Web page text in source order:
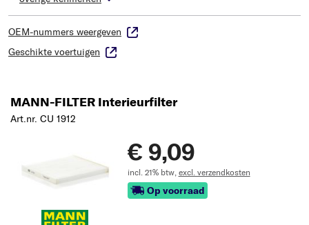
OEM-nummers weergeven
Geschikte voertuigen
MANN-FILTER Interieurfilter
Art.nr. CU 1912
€ 9,09
incl. 21% btw, excl. verzendkosten
Op voorraad